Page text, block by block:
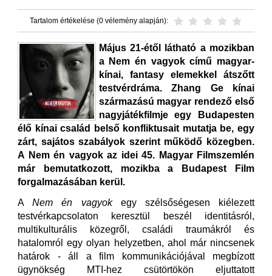
Tartalom értékelése (0 vélemény alapján):
Május 21-étől látható a mozikban
a Nem én vagyok című magyar-
kínai, fantasy elemekkel átszőtt
testvérdráma. Zhang Ge kínai
származású magyar rendező első
nagyjátékfilmje egy Budapesten
élő kínai család belső konfliktusait mutatja be, egy
zárt, sajátos szabályok szerint működő közegben.
A Nem én vagyok az idei 45. Magyar Filmszemlén
már bemutatkozott, mozikba a Budapest Film
forgalmazásában kerül.
ANem én vagyok egy szélsőségesen kiélezett
testvérkapcsolaton keresztül beszél identitásról,
multikulturális közegről, családi traumákról és
hatalomról egy olyan helyzetben, ahol már nincsenek
határok - áll a film kommunikációjával megbízott
ügynökség MTI-hez csütörtökön eljuttatott